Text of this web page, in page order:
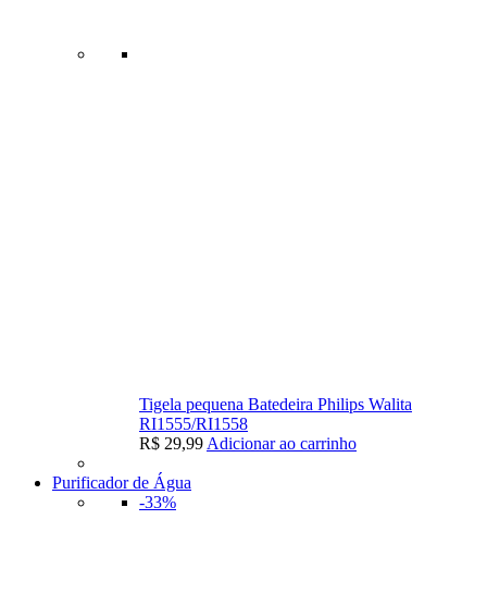
Tigela pequena Batedeira Philips Walita
RI1555/RI1558
R$ 29,99 Adicionar ao carrinho
Purificador de Água
-33%